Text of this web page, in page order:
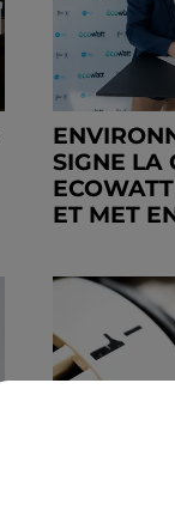
SIGNE LA
ET MET